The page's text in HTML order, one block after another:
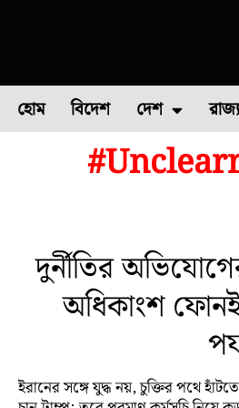
হোম বিদেশ দেশ
ফুল চাষ ফল
রাজ্য
দুর্নীতির
অধিকাংশ
ইরানের সঙ্গে যুদ্ধ নয়, চুক্তির পথে হাঁটতে